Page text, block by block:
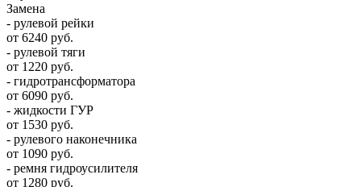
Замена
- рулевой рейки
от 6240 руб.
- рулевой тяги
от 1220 руб.
- гидротрансформатора
от 6090 руб.
- жидкости ГУР
от 1530 руб.
- рулевого наконечника
от 1090 руб.
- ремня гидроусилителя
от 1280 руб.